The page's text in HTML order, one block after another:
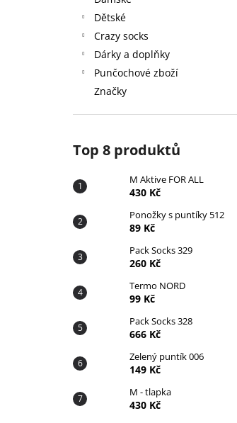
Dětské
Crazy socks
Dárky a doplňky
Punčochové zboží
Značky
Top 8 produktů
M Aktive FOR ALL
430 Kč
Ponožky s puntíky 512
89 Kč
Pack Socks 329
260 Kč
Termo NORD
99 Kč
Pack Socks 328
666 Kč
Zelený puntík 006
149 Kč
M - tlapka
430 Kč